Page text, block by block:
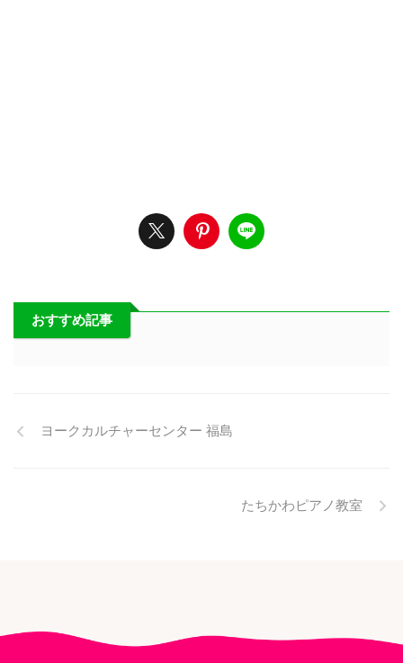
おすすめ記事
ヨークカルチャーセンター 福島
たちかわピアノ教室